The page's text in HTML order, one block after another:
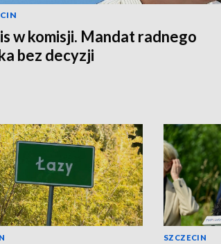
w komisji. Mandat radnego
bez decyzji
SZCZECIN